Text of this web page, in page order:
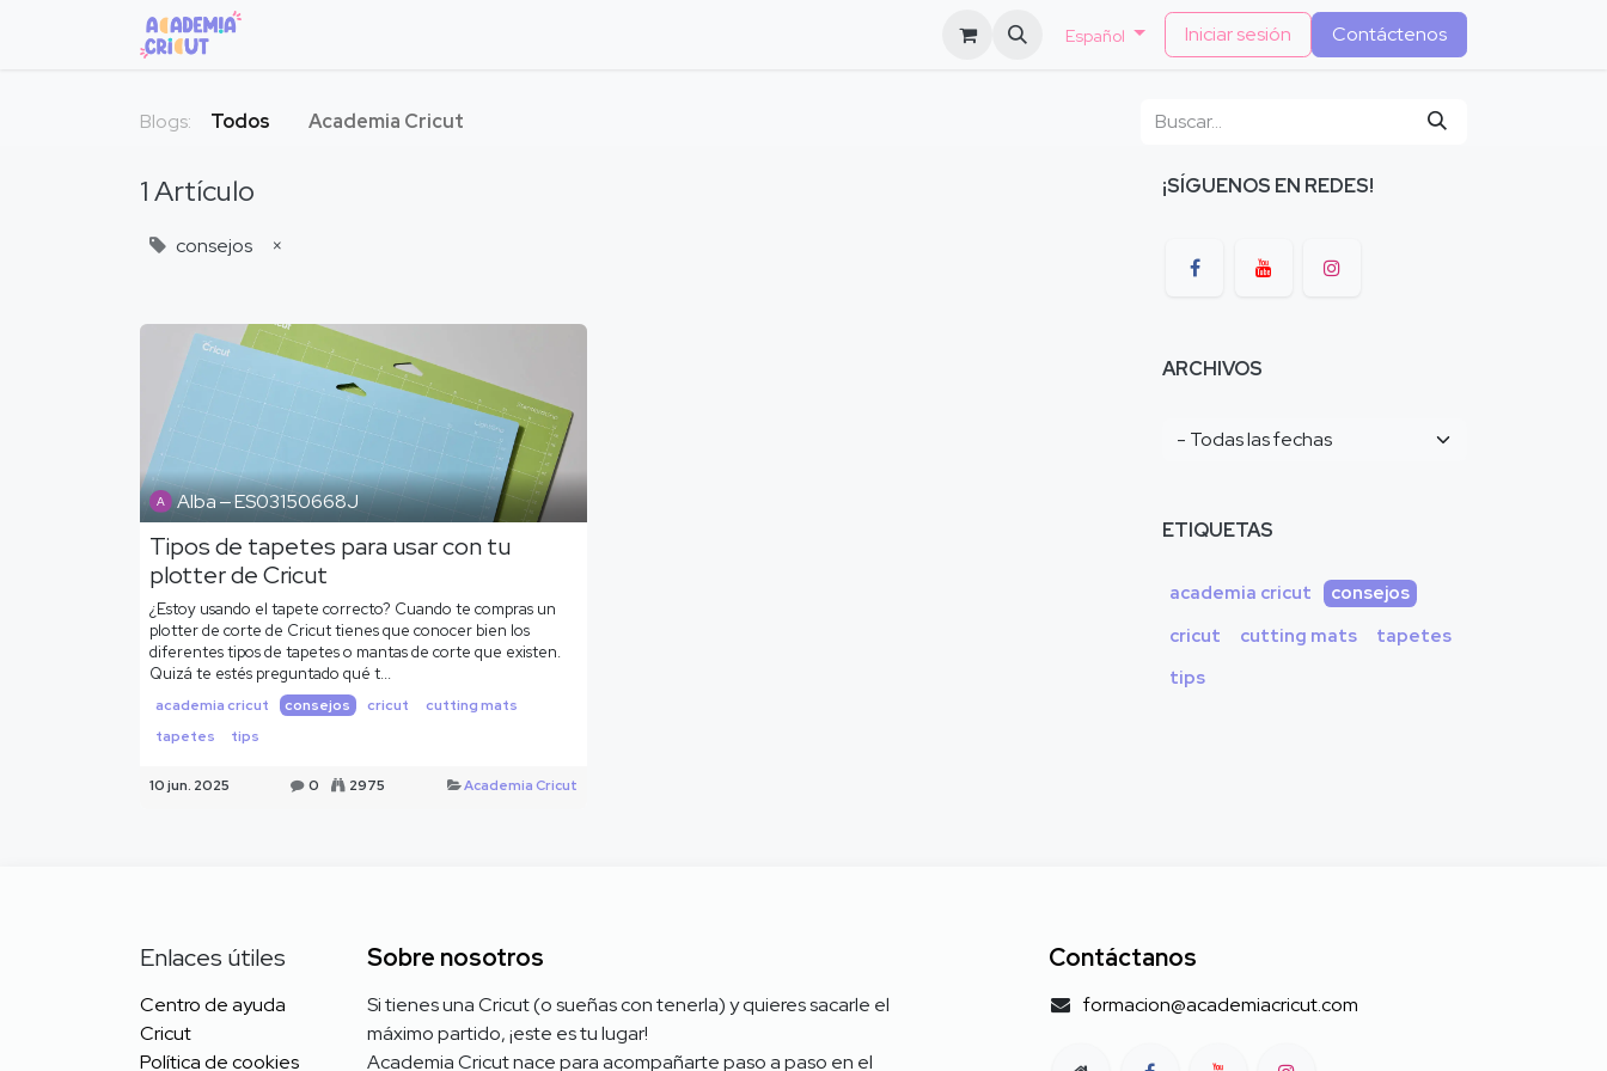
Español Iniciar sesión Contáctenos
Blogs: Todos Academia Cricut
1 Artículo
consejos ×
Alba ‒ ES03150668J
Tipos de tapetes para usar con tu
plotter de Cricut
¿Estoy usando el tapete correcto? Cuando te compras un
plotter de corte de Cricut tienes que conocer bien los
diferentes tipos de tapetes o mantas de corte que existen.
Quizá te estés preguntado qué t...
academia cricut consejos cricut
cutting mats
tapetes
tips
10 jun. 2025 0 2975 Academia Cricut
¡SÍGUENOS EN REDES!
ARCHIVOS
ETIQUETAS
academia cricut
consejos
cricut
cutting mats
tapetes
tips
Enlaces útiles
Centro de ayuda
Cricut
Política de cookies
Sobre nosotros
Si tienes una Cricut (o sueñas con tenerla) y quieres sacarle el
máximo partido, ¡este es tu lugar!
Academia Cricut nace para acompañarte paso a paso en el
Contáctanos
formacion@academiacricut.com